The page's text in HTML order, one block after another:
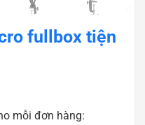
fullbox tiện
mỗi đơn hàng: